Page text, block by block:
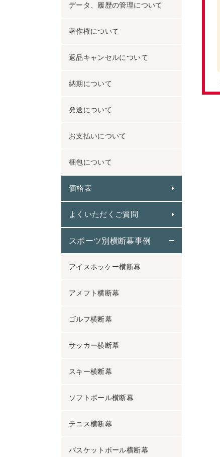
データ、履歴の管理について
著作権について
返品キャンセルについて
納期について
発送について
お支払いについて
梱包について
価格表
よくいただくご質問
スポーツ別横断幕事例
アイスホッケー横断幕
アメフト横断幕
ゴルフ横断幕
サッカー横断幕
スキー横断幕
ソフトボール横断幕
テニス横断幕
バスケットボール横断幕